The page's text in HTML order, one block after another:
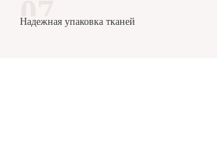
Надежная упаковка тканей